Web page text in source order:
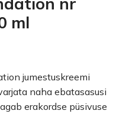
ml
jumestuskreemi
naha ebatasasusi
erakordse püsivuse